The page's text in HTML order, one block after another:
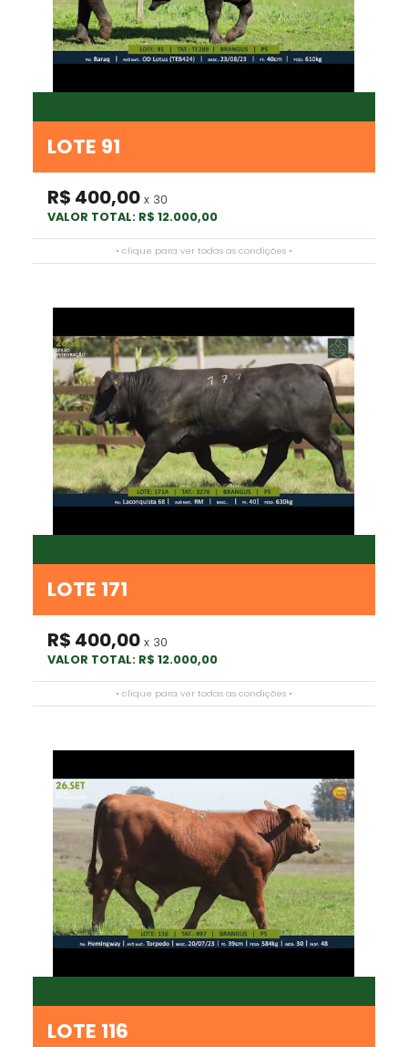
LOTE 91
R$ 400,00 x 30
VALOR TOTAL: R$ 12.000,00
• clique para ver todas as condições •
LOTE 171
R$ 400,00 x 30
VALOR TOTAL: R$ 12.000,00
• clique para ver todas as condições •
LOTE 116